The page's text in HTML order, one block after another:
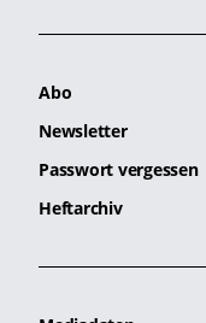
Abo
Newsletter
Passwort vergessen
Heftarchiv